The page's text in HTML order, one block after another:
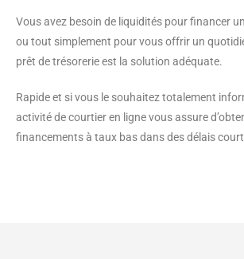
Vous avez besoin de liquidités pour financer
ou tout simplement pour vous offrir un
prêt de trésorerie est la solution adéquate.
Rapide et si vous le souhaitez totalement
activité de courtier en ligne vous assure
financements à taux bas dans des délais